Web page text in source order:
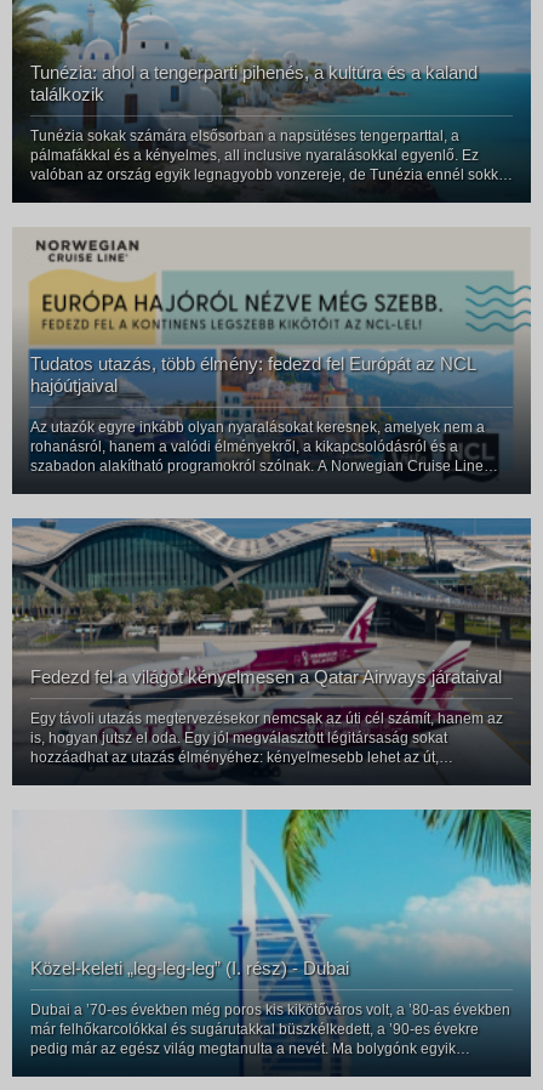
Tunézia: ahol a tengerparti pihenés, a kultúra és a kaland
találkozik
Tunézia sokak számára elsősorban a napsütéses tengerparttal, a
pálmafákkal és a kényelmes, all inclusive nyaralásokkal egyenlő. Ez
valóban az ország egyik legnagyobb vonzereje, de Tunézia ennél sokkal
Tudatos utazás, több élmény: fedezd fel Európát az NCL
hajóútjaival
Az utazók egyre inkább olyan nyaralásokat keresnek, amelyek nem a
rohanásról, hanem a valódi élményekről, a kikapcsolódásról és a
szabadon alakítható programokról szólnak. A Norwegian Cruise Line
friss, YouGov által készített felmérése szerint 2026-ban az utazók több
Fedezd fel a világot kényelmesen a Qatar Airways járataival
Egy távoli utazás megtervezésekor nemcsak az úti cél számít, hanem az
is, hogyan jutsz el oda. Egy jól megválasztott légitársaság sokat
hozzáadhat az utazás élményéhez: kényelmesebb lehet az út,
gördülékenyebb az átszállás, és már a repülés is a pihenés részévé válh
Közel-keleti „leg-leg-leg” (I. rész) - Dubai
Dubai a ’70-es években még poros kis kikötőváros volt, a ’80-as években
már felhőkarcolókkal és sugárutakkal büszkélkedett, a ’90-es évekre
pedig már az egész világ megtanulta a nevét. Ma bolygónk egyik